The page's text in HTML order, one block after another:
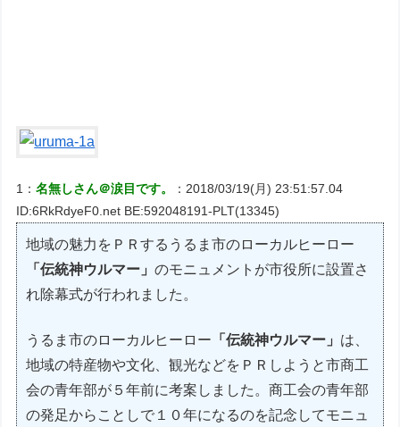
1：名無しさん＠涙目です。
：2018/03/19(月) 23:51:57.04
ID:6RkRdyeF0.net BE:592048191-PLT(13345)
地域の魅力をＰＲするうるま市のローカルヒーロー
「伝統神ウルマー」のモニュメントが市役所に設置さ
れ除幕式が行われました。
うるま市のローカルヒーロー 「伝統神ウルマー」 は、
地域の特産物や文化、観光などをＰＲしようと市商工
会の青年部が５年前に考案しました。商工会の青年部
の発足からことしで１０年になるのを記念してモニュ